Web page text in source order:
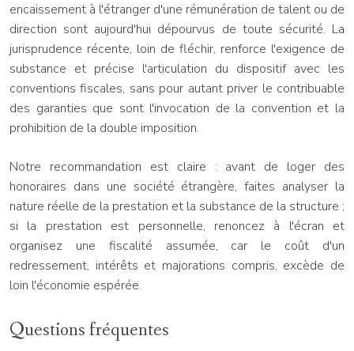
encaissement à l'étranger d'une rémunération de talent ou de
direction sont aujourd'hui dépourvus de toute sécurité. La
jurisprudence récente, loin de fléchir, renforce l'exigence de
substance et précise l'articulation du dispositif avec les
conventions fiscales, sans pour autant priver le contribuable
des garanties que sont l'invocation de la convention et la
prohibition de la double imposition.
Notre recommandation est claire : avant de loger des
honoraires dans une société étrangère, faites analyser la
nature réelle de la prestation et la substance de la structure ;
si la prestation est personnelle, renoncez à l'écran et
organisez une fiscalité assumée, car le coût d'un
redressement, intérêts et majorations compris, excède de
loin l'économie espérée.
Questions fréquentes